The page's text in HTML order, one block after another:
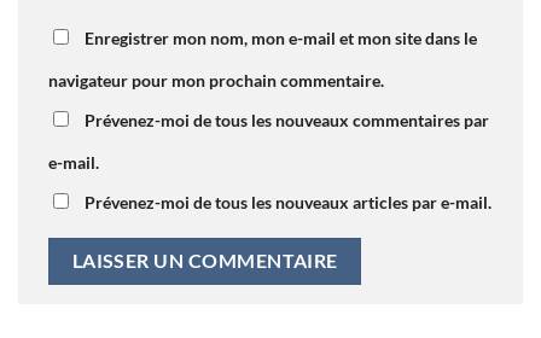
Enregistrer mon nom, mon e-mail et mon site dans le
navigateur pour mon prochain commentaire.
Prévenez-moi de tous les nouveaux commentaires par
e-mail.
Prévenez-moi de tous les nouveaux articles par e-mail.